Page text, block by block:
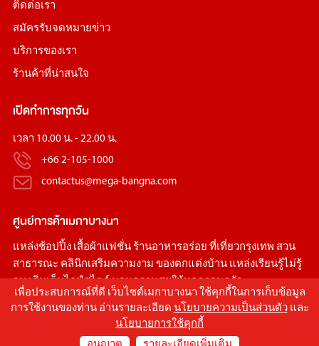
ติดต่อเรา
สมัครรับจดหมายข่าว
บริการของเรา
ร้านค้าที่น่าสนใจ
เปิดทำการทุกวัน
เวลา 10.00 น. - 22.00 น.
+66 2-105-1000
contactus@mega-bangna.com
ศูนย์การค้าเมกาบางนา
แหล่งช้อปปิ้ง เสื้อผ้าแฟชั่น ร้านอาหารอร่อย ที่เที่ยวกรุงเทพ สวน
สาธารณะ คลินิกเสริมความงาม ของตกแต่งบ้านแหล่งเรียนรู้ไม่รู้
จบ เติมเต็มไลฟ์สไตล์ มอบความสุขให้ทุกครอบครัว
เพื่อประสบการณ์ที่ดี เว็บไซต์เมกาบางนา ใช้คุกกี้ในการเก็บข้อมูล
การใช้งานของท่าน อ่านรายละเอียด นโยบายความเป็นส่วนตัวและ
นโยบายการใช้คุกกี้